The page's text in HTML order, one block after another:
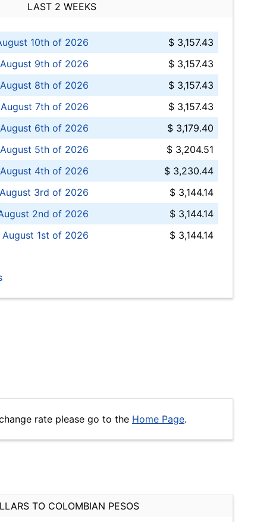
LAST 2 WEEKS
10th of 2026
$ 3,157.43
9th of 2026
$ 3,157.43
8th of 2026
$ 3,157.43
7th of 2026
$ 3,157.43
6th of 2026
$ 3,179.40
5th of 2026
$ 3,204.51
4th of 2026
$ 3,230.44
3rd of 2026
$ 3,144.14
2nd of 2026
$ 3,144.14
August 1st of 2026
$ 3,144.14
rate please go to the Home Page.
TO COLOMBIAN PESOS